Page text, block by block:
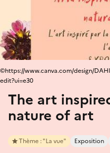
The art
nature of art
Thème : "La vue" Exposition
©https://www.canva.com/design/
edit?ui=e30